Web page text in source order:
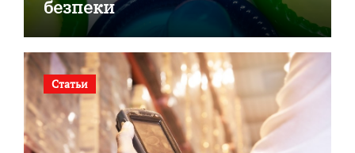
безпеки
Статьи